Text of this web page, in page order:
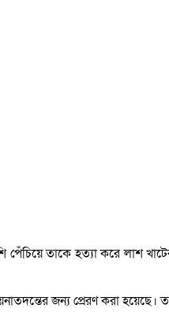
তাকে হত্যা করে লাশ
জন্য প্রেরণ করা